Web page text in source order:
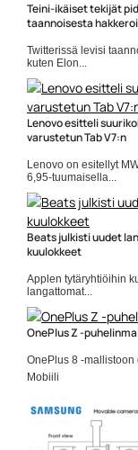
Teini-ikäiset tekijät
taannoisesta
Twitterissä levisi
kuten Elon...
hakkerit
Lenovo esitteli
varustetun Tab V7:n
Lenovo on esitellyt
6,95-tuumaisella...
Lenovo
Beats julkisti uudet
kuulokkeet
Applen tytäryhtiöihin
langattomat...
Apple
OnePlus Z -
OnePlus 8 -
Mobiili